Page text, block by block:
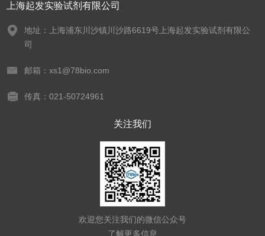
上海起发实验试剂有限公司
地址：上海浦东川沙镇川沙路6619号上海起发实验试剂有限公
司
邮箱：xs1@78bio.com
传真：021-50724961
关注我们
欢迎您关注我们的微信公众号
了解更多信息